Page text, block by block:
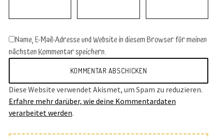
Name, E-Mail-Adresse und Website in diesem Browser für meinen
nächsten Kommentar speichern.
Diese Website verwendet Akismet, um Spam zu reduzieren.
Erfahre mehr darüber, wie deine Kommentardaten
verarbeitet werden.